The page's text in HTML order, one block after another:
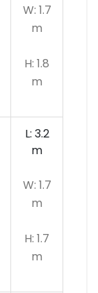
W: 1.7
m
H: 1.8
m
L: 3.2
m
W: 1.7
m
H: 1.7
m